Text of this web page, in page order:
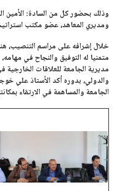
وذلك بحضور كل من السادة: الأمين
ومديري المعاهد، عضو مكتب
خلال إشرافه على مراسم التنصيب،
متمنيا له التوفيق والنجاح في
مديرية الجامعة للعلاقات
والدولي، بدوره أكد الأستاذ علي
الجامعة والمساهمة في الارتقاء